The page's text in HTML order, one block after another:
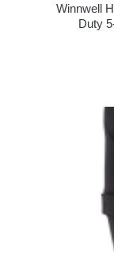
Winnwell
Duty